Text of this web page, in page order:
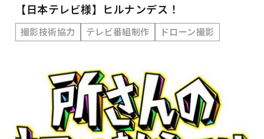
【日本テレビ様】ヒルナンデス！
撮影技術協力 テレビ番組制作 ドローン撮影